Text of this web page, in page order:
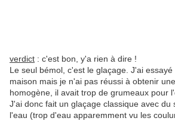
verdict : c'est bon, y'a rien à dire !
Le seul bémol, c'est le glaçage. J'ai
maison mais je n'ai pas réussi à obtenir
homogène, il avait trop de grumeaux pour
J'ai donc fait un glaçage classique avec du
l'eau (trop d'eau apparemment vu les